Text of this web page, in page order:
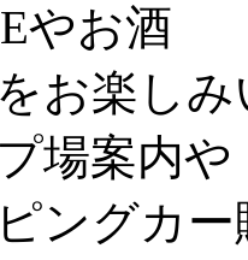
やお酒
お楽し
場案内や
ングカ